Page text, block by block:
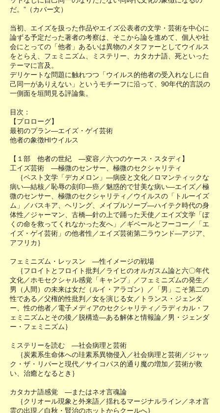
だ。”（カバー文）
当初、エイズを扱った作品やエイズ公表者の文学・芸術を中心に
論ずる予定だった著者の考察は、そこから論を進めて、個人や社
会にとっての「他者」あるいは異物のメタファーとしてウイルス
をとらえ、フェミニズム、ミステリー、カタカナ語、死といった
テーマに言及。
デリケートな問題に触れつつ「ウイルス的他者の受入れなしに自
己同一がありえない」というモチーフに沿って、90年代的言説の
一側面を垣間見る評論集。
目次：
【プロローグ】
最初のプラン―エイズ・ゲイ芸術
他者の象徴HIウイルス
【１部 他者の世紀 ―変容／六つのケース・スタディ】
工イズ芸術 ―極微のセンサー、極微のセクシャリティ
｛ペスト文学「デカメロン」―病疫と文化／ロマンティックな
病い―結核／恥辱の刻印―癌／魅惑的で甘美な病い―エイズ／極
微のセンサー、極微のセクシャリティ／ウイルスの「トルーイズ
ム」／バスキア、ヘリング、メイプルソープ―ハイテク時代の身
体性／ジャーマン、古橋―針の上で踊った天使／エイズ文学「ぼ
くの命を救ってくれなかった友へ」／ギベールとフーコー／「エ
イズ・ゲイ芸術」の他者性／エイズ芸術第二ラウンド―アジア、
アフリカ｝
フェミニズム・レッスン ―性イメージの戦場
｛フロイトとフロイト批判／ライヒのオルガスム論と六〇年代
文化／ホモセクシャル感覚「キャンプ」／フェミニズムの発生／
男（人間）の未来は女だ（ルイ・アラゴン）／「男」こそ第二の
性である／父権的性批判／女を演じる女／トランス・ジェンダ
ー、性の他者／電子メディアのセクシャリティ／ラディカル・フ
ェミニズムとその後／脱構造―ある解体と情報論／男・ジェンダ
ー・フェミニズム｝
ミステリーを読む ―社会病理と芸術
｛炭素系生命体への珪素系異物侵入／社会病理と芸術／ジャッ
ク・ザ・リパーと現代／サイコパス的通り魔の増加／芸術が救
い、治癒となるとき｝
カタカナ語感覚 ―またはネオ言魂論
｛クリオール現象と外来語／揺れるマージナルライン／ネオ言
霊の出現／白秋・賢治のホットからクールへ｝